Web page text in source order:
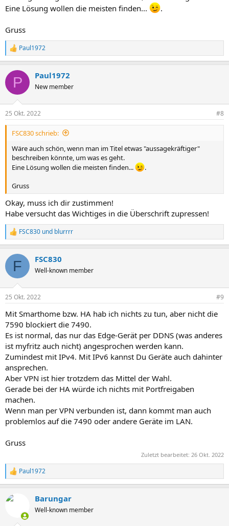
Eine Lösung wollen die meisten finden...
.
Gruss
R
e
k
i
e
n
Paul1972
P Paul1972
New member
25 Okt. 2022 #8
FSC830 schrieb:
Wäre auch schön, wenn man im Titel etwas "aussagekräftiger"
beschreiben könnte, um was es geht.
Eine Lösung wollen die meisten finden...
.
Gruss
Okay, muss ich dir zustimmen!
Habe versucht das Wichtiges in die Überschrift zupressen!
R
e
k
i
e
:
FSC830 und blurrrr
F FSC830
Well-known member
25 Okt. 2022 #9
Mit Smarthome bzw. HA hab ich nichts zu tun, aber nicht die
7590 blockiert die 7490.
Es ist normal, das nur das Edge-Gerät per DDNS (was anderes
ist myfritz auch nicht) angesprochen werden kann.
Zumindest mit IPv4. Mit IPv6 kannst Du Geräte auch dahinter
ansprechen.
Aber VPN ist hier trotzdem das Mittel der Wahl.
Gerade bei der HA würde ich nichts mit Portfreigaben
machen.
Wenn man per VPN verbunden ist, dann kommt man auch
problemlos auf die 7490 oder andere Geräte im LAN.
Gruss
Zuletzt bearbeitet: 26 Okt. 2022
R
e
k
Paul1972
Barungar
Well-known member